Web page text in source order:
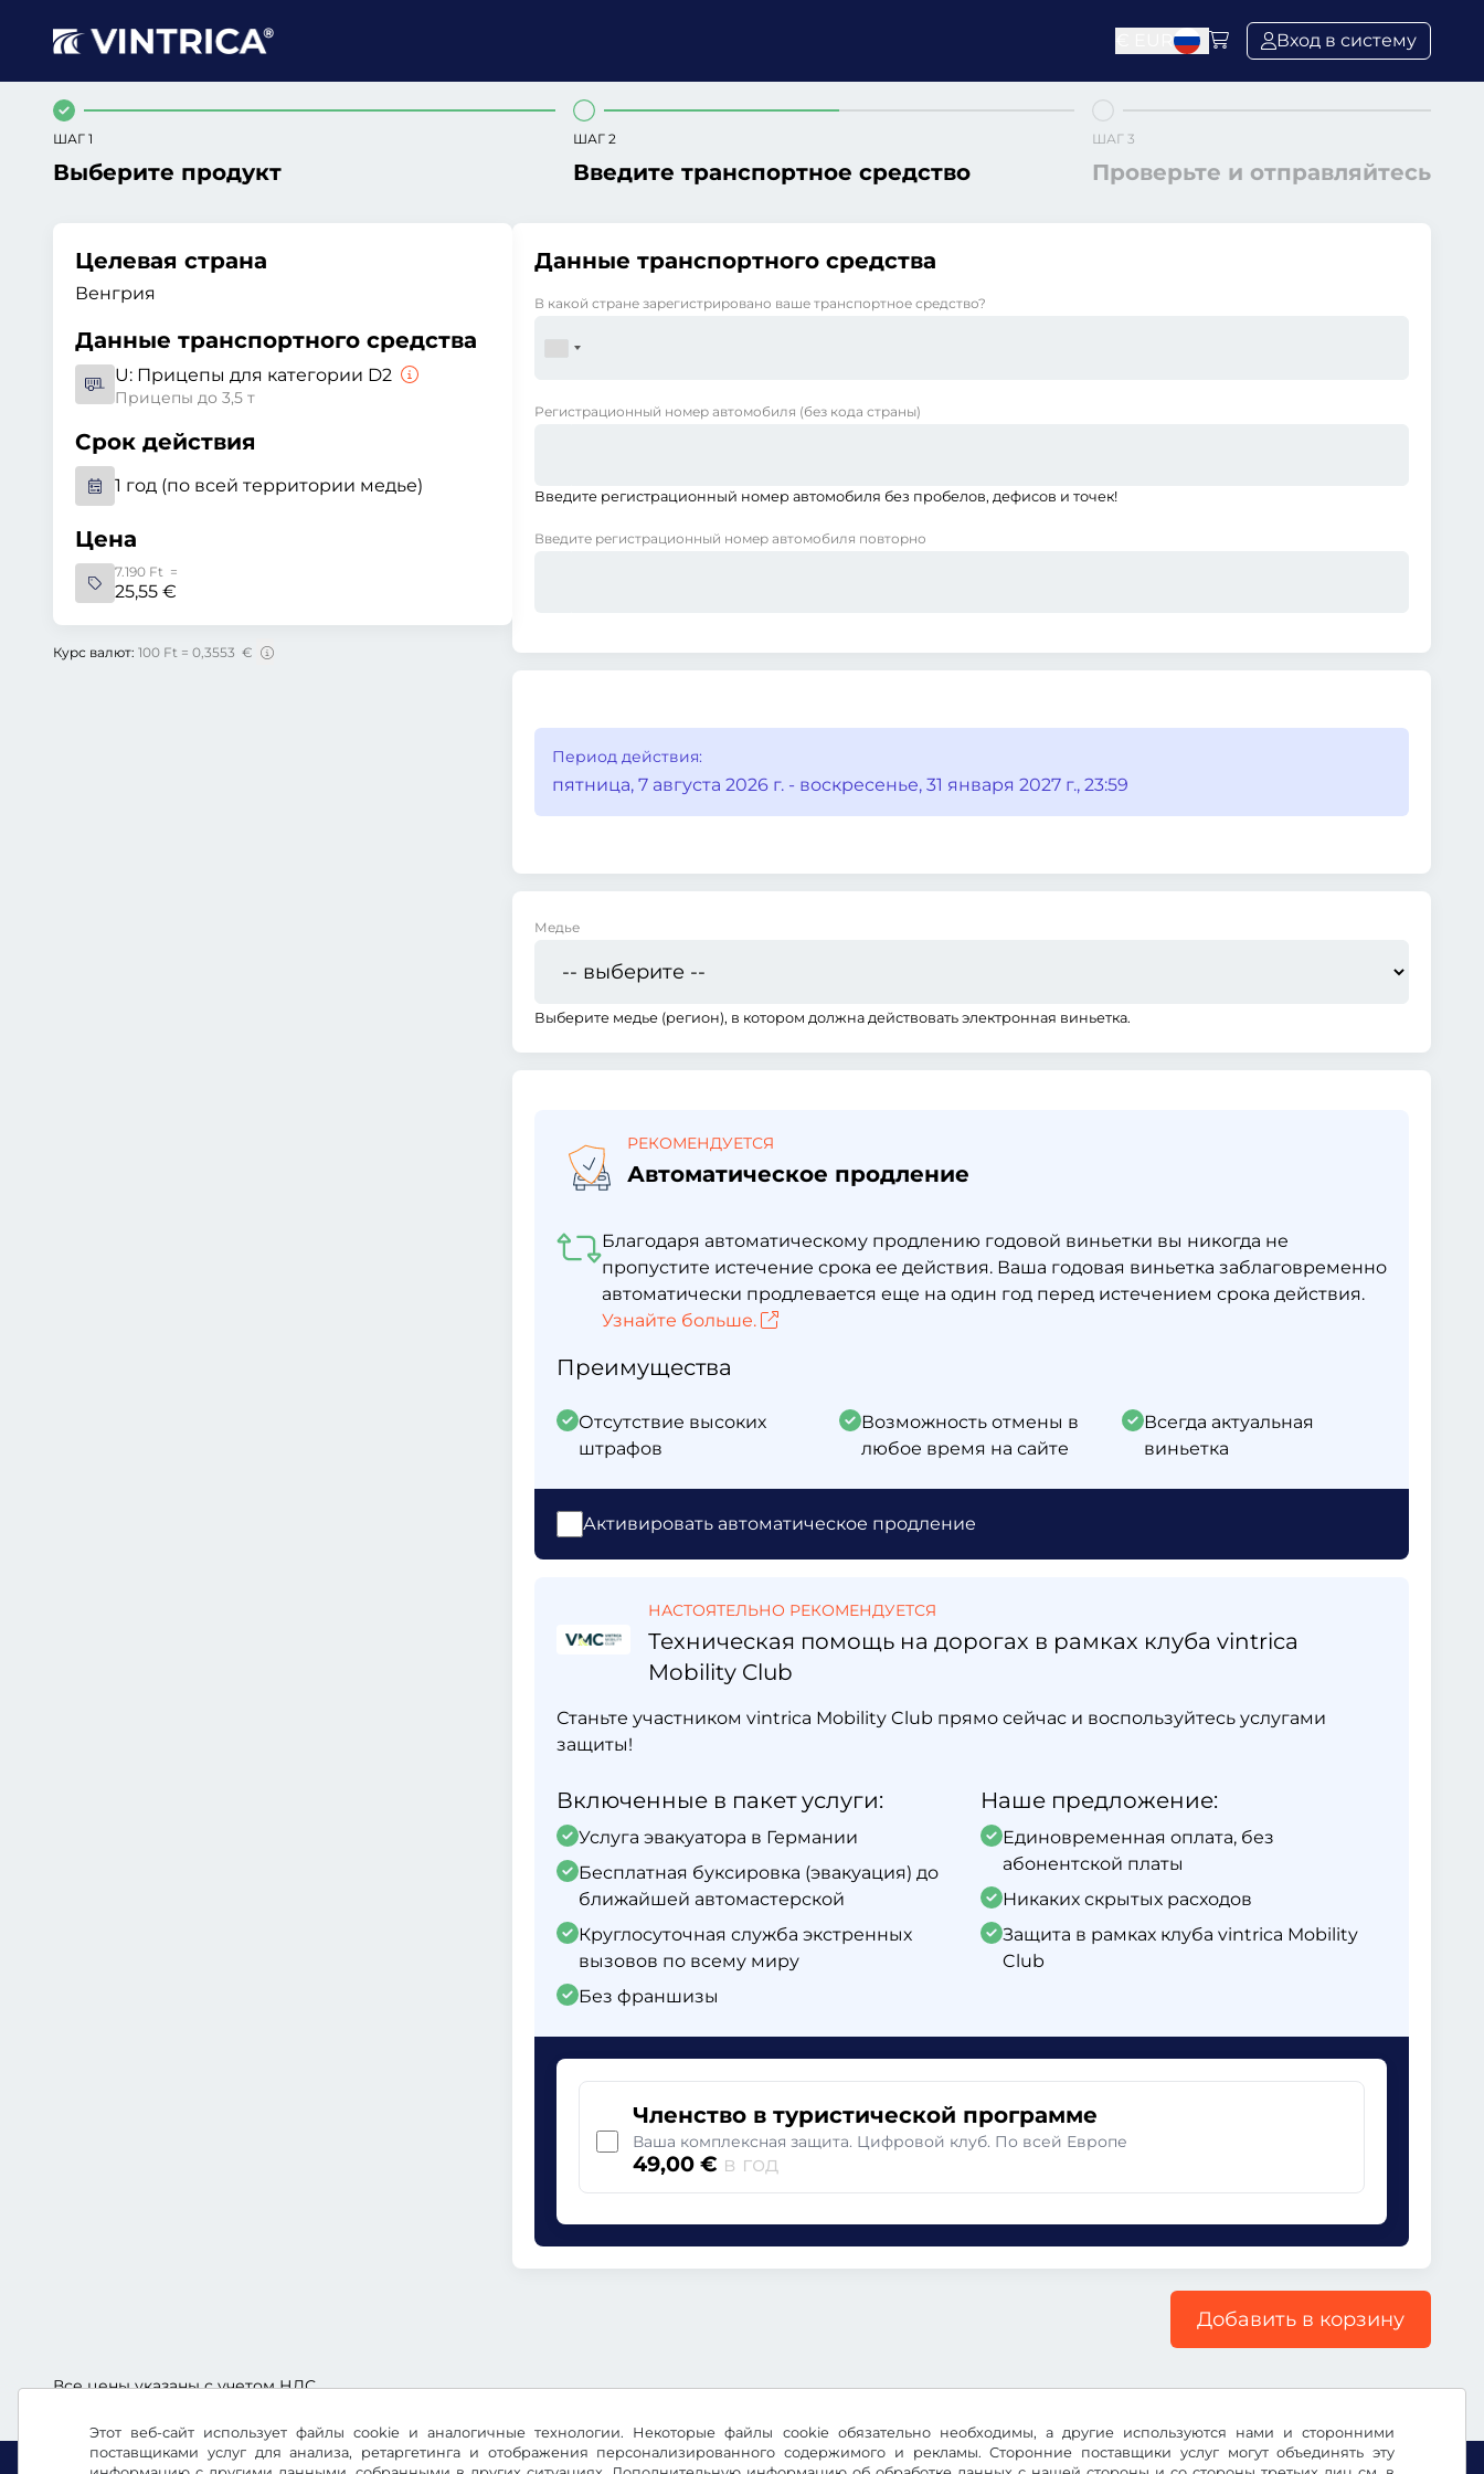
Этот веб-сайт использует файлы cookie и аналогичные технологии. Некоторые файлы cookie обязательно необходимы, а другие используются нами и сторонними
поставщиками услуг для анализа, ретаргетинга и отображения персонализированного содержимого и рекламы. Сторонние поставщики услуг могут объединять эту
Вход в систему
ШАГ 1
Выберите продукт
ШАГ 2
Введите транспортное средство
ШАГ 3
Проверьте и отправляйтесь
Целевая страна
Венгрия
Данные транспортного средства
U: Прицепы для категории D2
Прицепы до 3,5 т
Срок действия
1 год (по всей территории медье)
Цена
7.190 Ft =
25,55 €
Курс валют: 100 Ft = 0,3553 €
Данные транспортного средства
В какой стране зарегистрировано ваше транспортное средство?
Регистрационный номер автомобиля (без кода страны)
Введите регистрационный номер автомобиля без пробелов, дефисов и точек!
Введите регистрационный номер автомобиля повторно
Период действия:
пятница, 7 августа 2026 г. - воскресенье, 31 января 2027 г., 23:59
Медье
Выберите медье (регион), в котором должна действовать электронная виньетка.
РЕКОМЕНДУЕТСЯ
Автоматическое продление
Благодаря автоматическому продлению годовой виньетки вы никогда не
пропустите истечение срока ее действия. Ваша годовая виньетка заблаговременно
автоматически продлевается еще на один год перед истечением срока действия.
Узнайте больше.
Преимущества
Отсутствие высоких
штрафов
Возможность отмены в
любое время на сайте
Всегда актуальная
виньетка
Активировать автоматическое продление
НАСТОЯТЕЛЬНО РЕКОМЕНДУЕТСЯ
Техническая помощь на дорогах в рамках клуба vintrica
Mobility Club
Станьте участником vintrica Mobility Club прямо сейчас и воспользуйтесь услугами
защиты!
Включенные в пакет услуги:
Услуга эвакуатора в Германии
Бесплатная буксировка (эвакуация) до
ближайшей автомастерской
Круглосуточная служба экстренных
вызовов по всему миру
Без франшизы
Наше предложение:
Единовременная оплата, без
абонентской платы
Никаких скрытых расходов
Защита в рамках клуба vintrica Mobility
Club
Членство в туристической программе
Ваша комплексная защита. Цифровой клуб. По всей Европе
49,00 € в год
Добавить в корзину
Все цены указаны с учетом НДС.